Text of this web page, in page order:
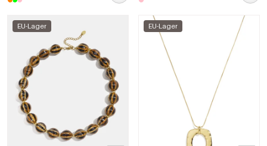
EU-Lager EU-Lager